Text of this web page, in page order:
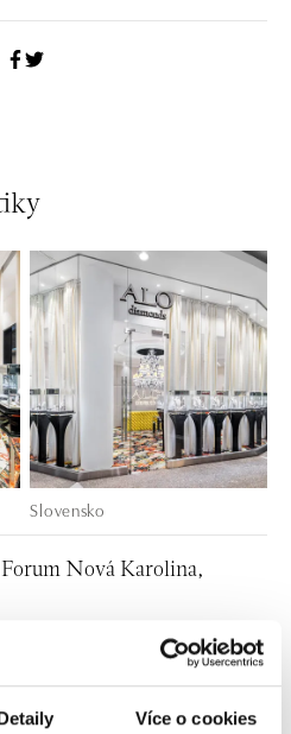
Více o cookies
Slovensko
Nová Karolina,
Moravská Ostrava